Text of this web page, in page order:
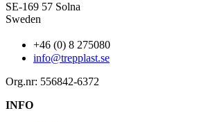
SE-169 57 Solna
Sweden
+46 (0) 8 275080
info@trepplast.se
Org.nr: 556842-6372
INFO